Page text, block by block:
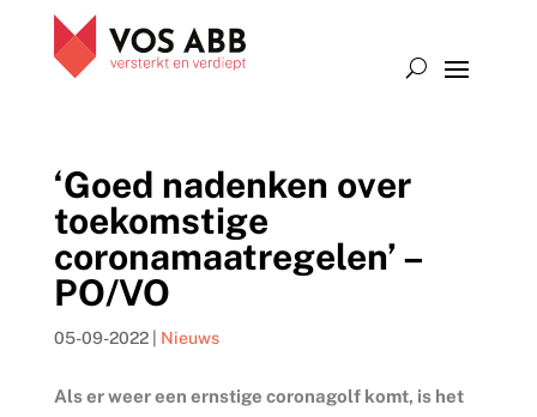
‘Goed nadenken over
toekomstige
coronamaatregelen’ –
PO/VO
05-09-2022| Nieuws
Als er weer een ernstige coronagolf komt, is het